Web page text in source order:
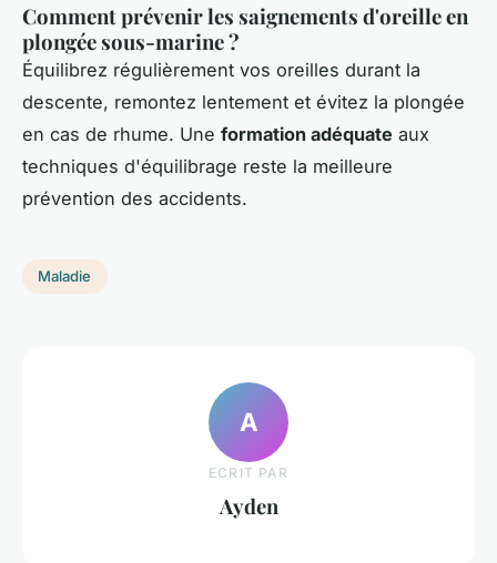
Comment prévenir les saignements d'oreille en
plongée sous-marine ?
Équilibrez régulièrement vos oreilles durant la
descente, remontez lentement et évitez la plongée
en cas de rhume. Une formation adéquate aux
techniques d'équilibrage reste la meilleure
prévention des accidents.
Maladie
A
ECRIT PAR
Ayden